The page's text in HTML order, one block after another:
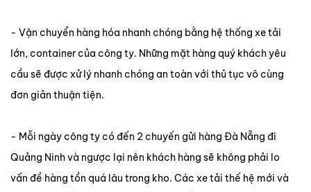
- Vận chuyển hàng hóa nhanh chóng bằng hệ thống xe tải
lớn, container của công ty. Những mặt hàng quý khách yêu
cầu sẽ được xử lý nhanh chóng an toàn với thủ tục vô cùng
đơn giản thuận tiện.
- Mỗi ngày công ty có đến 2 chuyến gửi hàng Đà Nẵng đi
Quảng Ninh và ngược lại nên khách hàng sẽ không phải lo
vấn đề hàng tồn quá lâu trong kho. Các xe tải thế hệ mới và